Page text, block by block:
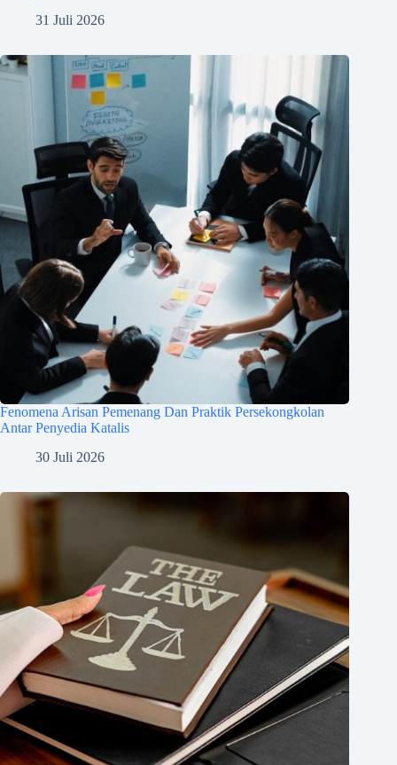
31 Juli 2026
Fenomena Arisan Pemenang Dan Praktik Persekongkolan
Antar Penyedia Katalis
30 Juli 2026